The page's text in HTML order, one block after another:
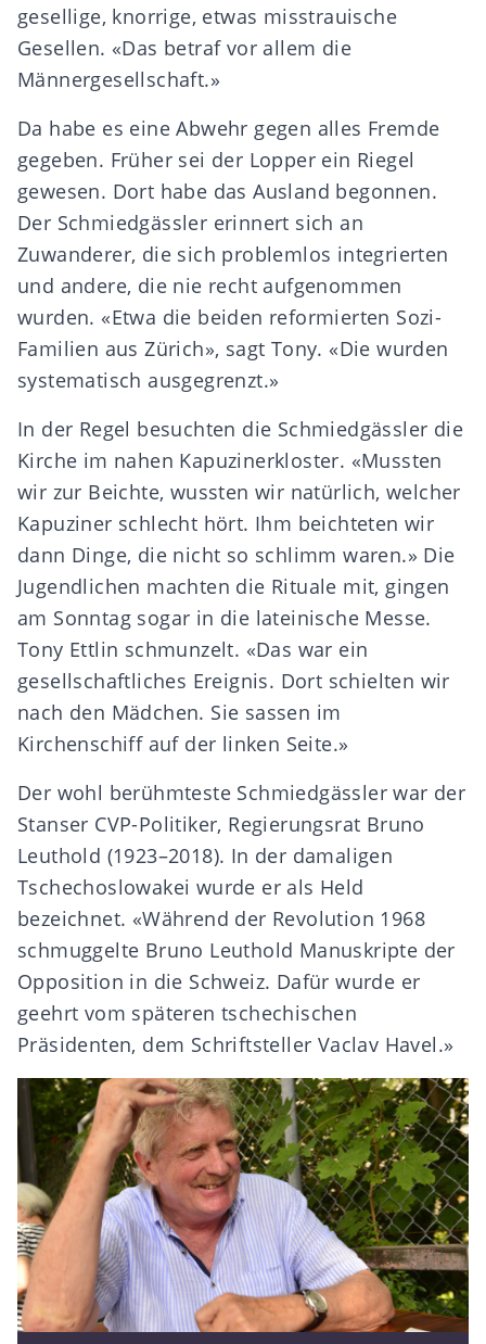
gesellige, knorrige, etwas misstrauische
Gesellen. «Das betraf vor allem die
Männergesellschaft.»
Da habe es eine Abwehr gegen alles Fremde
gegeben. Früher sei der Lopper ein Riegel
gewesen. Dort habe das Ausland begonnen.
Der Schmiedgässler erinnert sich an
Zuwanderer, die sich problemlos integrierten
und andere, die nie recht aufgenommen
wurden. «Etwa die beiden reformierten Sozi-
Familien aus Zürich», sagt Tony. «Die wurden
systematisch ausgegrenzt.»
In der Regel besuchten die Schmiedgässler die
Kirche im nahen Kapuzinerkloster. «Mussten
wir zur Beichte, wussten wir natürlich, welcher
Kapuziner schlecht hört. Ihm beichteten wir
dann Dinge, die nicht so schlimm waren.» Die
Jugendlichen machten die Rituale mit, gingen
am Sonntag sogar in die lateinische Messe.
Tony Ettlin schmunzelt. «Das war ein
gesellschaftliches Ereignis. Dort schielten wir
nach den Mädchen. Sie sassen im
Kirchenschiff auf der linken Seite.»
Der wohl berühmteste Schmiedgässler war der
Stanser CVP-Politiker, Regierungsrat Bruno
Leuthold (1923–2018). In der damaligen
Tschechoslowakei wurde er als Held
bezeichnet. «Während der Revolution 1968
schmuggelte Bruno Leuthold Manuskripte der
Opposition in die Schweiz. Dafür wurde er
geehrt vom späteren tschechischen
Präsidenten, dem Schriftsteller Vaclav Havel.»